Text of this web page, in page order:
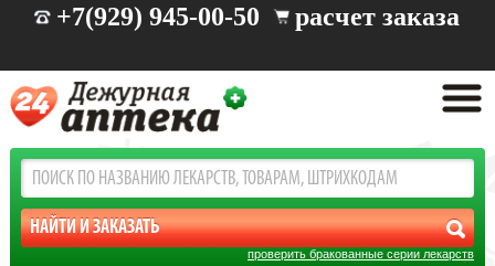
+7(929) 945-00-50 расчет заказа
проверить бракованные серии лекарств